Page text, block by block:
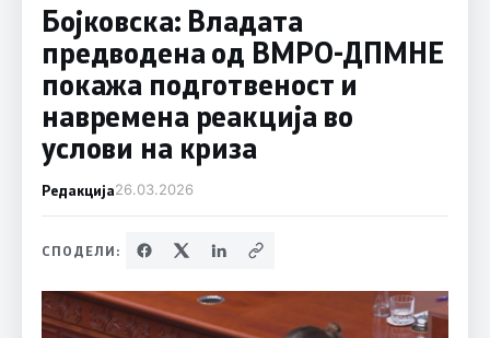
Бојковска: Владата
предводена од ВМРО-ДПМНЕ
покажа подготвеност и
навремена реакција во
услови на криза
Редакција26.03.2026
СПОДЕЛИ: